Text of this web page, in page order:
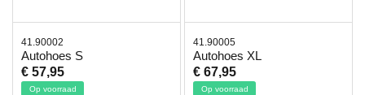
41.90002
Autohoes S
€ 57,95
Op voorraad
41.90005
Autohoes XL
€ 67,95
Op voorraad